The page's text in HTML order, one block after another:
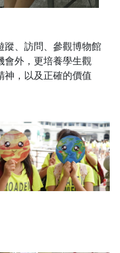
蹤、訪問、參觀博物館
會外，更培養學生觀
神，以及正確的價值